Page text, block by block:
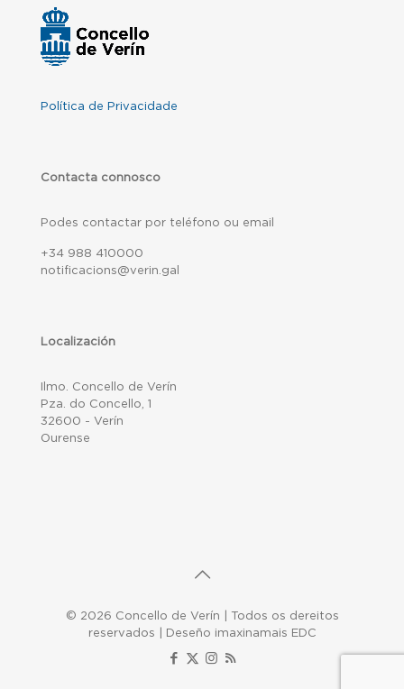
Política de Privacidade
Contacta connosco
Podes contactar por teléfono ou email
+34 988 410000
notificacions@verin.gal
Localización
Ilmo. Concello de Verín
Pza. do Concello, 1
32600 - Verín
Ourense
© 2026 Concello de Verín | Todos os dereitos
reservados | Deseño imaxinamais EDC